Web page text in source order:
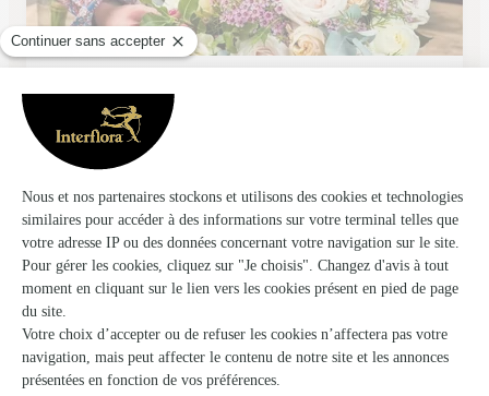
Fanny Fleurs
Amiens
★★
3.8 (79)
66, Avenue du General-Foy
Voir la boutique